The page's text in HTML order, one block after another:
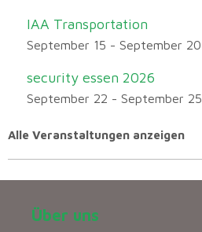
IAA Transportation
September 15 - September 20
security essen 2026
September 22 - September 25
Alle Veranstaltungen anzeigen
Über uns